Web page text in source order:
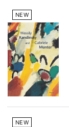
NEW
NEW